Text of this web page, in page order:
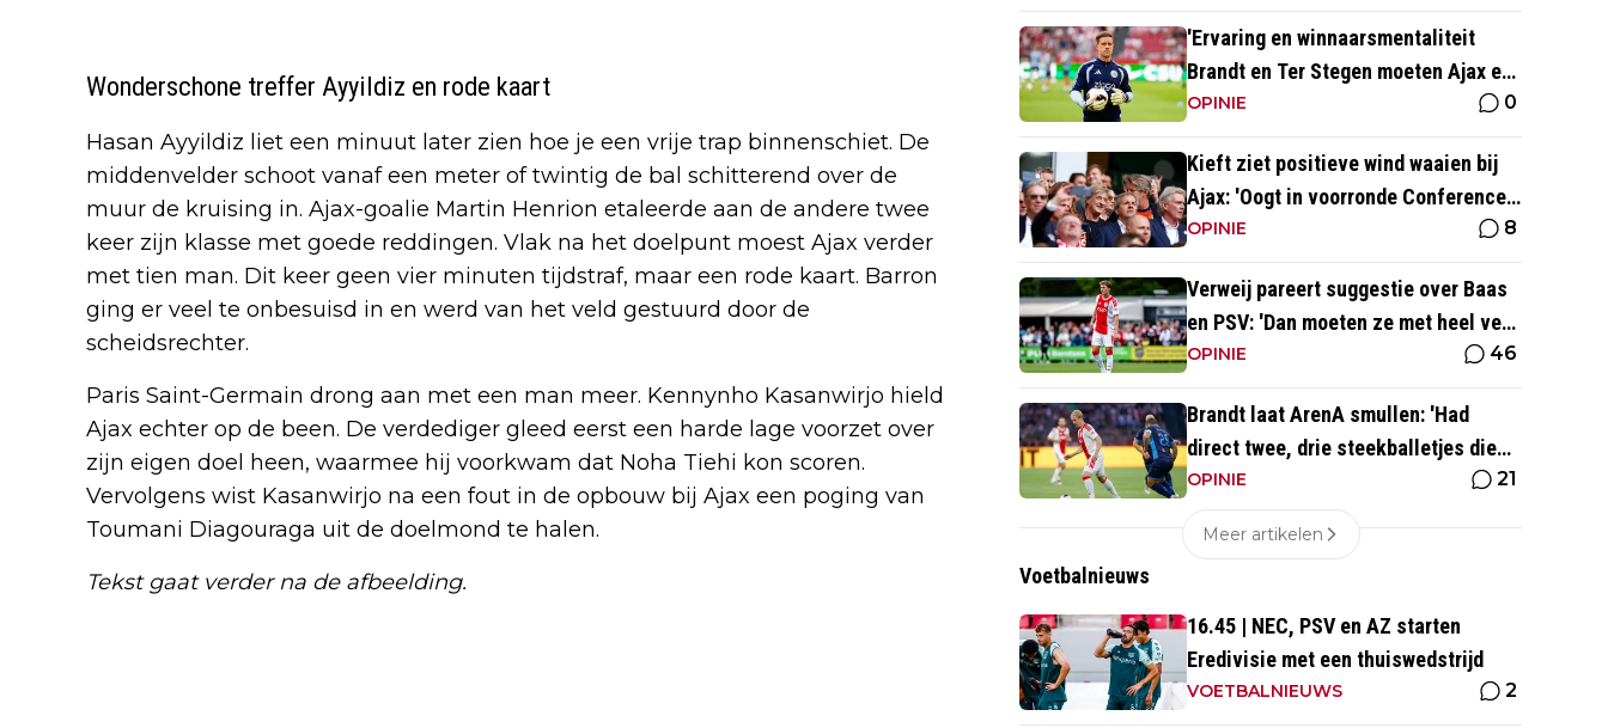
Wonderschone treffer Ayyildiz en rode kaart
Hasan Ayyildiz liet een minuut later zien hoe je een vrije trap binnenschiet. De
middenvelder schoot vanaf een meter of twintig de bal schitterend over de
muur de kruising in. Ajax-goalie Martin Henrion etaleerde aan de andere twee
keer zijn klasse met goede reddingen. Vlak na het doelpunt moest Ajax verder
met tien man. Dit keer geen vier minuten tijdstraf, maar een rode kaart. Barron
ging er veel te onbesuisd in en werd van het veld gestuurd door de
scheidsrechter.
Paris Saint-Germain drong aan met een man meer. Kennynho Kasanwirjo hield
Ajax echter op de been. De verdediger gleed eerst een harde lage voorzet over
zijn eigen doel heen, waarmee hij voorkwam dat Noha Tiehi kon scoren.
Vervolgens wist Kasanwirjo na een fout in de opbouw bij Ajax een poging van
Toumani Diagouraga uit de doelmond te halen.
Tekst gaat verder na de afbeelding.
'Ervaring en winnaarsmentaliteit
Brandt en Ter Stegen moeten Ajax er
weer bovenop helpen'
OPINIE 0
Kieft ziet positieve wind waaien bij
Ajax: 'Oogt in voorronde Conference
League fris en energiek'
OPINIE 8
Verweij pareert suggestie over Baas
en PSV: 'Dan moeten ze met heel veel
geld over de brug komen'
OPINIE 46
Brandt laat ArenA smullen: 'Had
direct twee, drie steekballetjes die
gewoon perfect waren'
OPINIE 21
Meer artikelen
Voetbalnieuws
16.45 | NEC, PSV en AZ starten
Eredivisie met een thuiswedstrijd
VOETBALNIEUWS 2